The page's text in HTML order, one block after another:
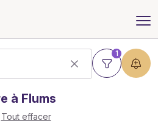
1
à Flums
Tout effacer